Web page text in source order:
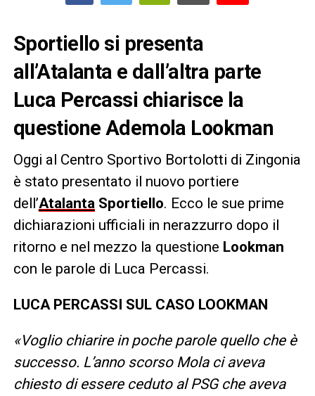
Sportiello si presenta
all’Atalanta e dall’altra parte
Luca Percassi chiarisce la
questione Ademola Lookman
Oggi al Centro Sportivo Bortolotti di Zingonia
è stato presentato il nuovo portiere
dell’Atalanta Sportiello. Ecco le sue prime
dichiarazioni ufficiali in nerazzurro dopo il
ritorno e nel mezzo la questione Lookman
con le parole di Luca Percassi.
LUCA PERCASSI SUL CASO LOOKMAN
«Voglio chiarire in poche parole quello che è
successo. L’anno scorso Mola ci aveva
chiesto di essere ceduto al PSG che aveva